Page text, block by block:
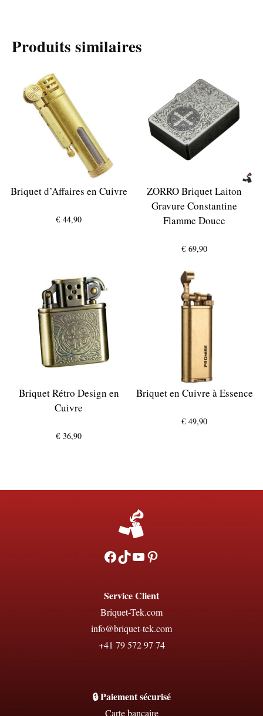
Produits similaires
Briquet d’Affaires en Cuivre
€ 44,90
ZORRO Briquet Laiton
Gravure Constantine
Flamme Douce
€ 69,90
Briquet Rétro Design en
Cuivre
€ 36,90
Briquet en Cuivre à Essence
€ 49,90
Facebook
TikTokYouTubePinterest
Service Client
Briquet-Tek.com
info@briquet-tek.com
+41 79 572 97 74
🔒 Paiement sécurisé
Carte bancaire